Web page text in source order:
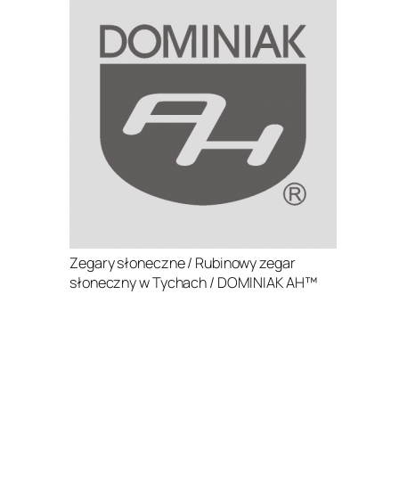
Zegary słoneczne / Rubinowy zegar
słoneczny w Tychach / DOMINIAK AH™